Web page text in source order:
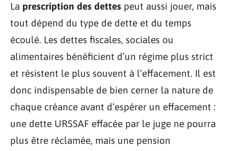
La prescription des dettes peut aussi jouer, mais
tout dépend du type de dette et du temps
écoulé. Les dettes fiscales, sociales ou
alimentaires bénéficient d’un régime plus strict
et résistent le plus souvent à l’effacement. Il est
donc indispensable de bien cerner la nature de
chaque créance avant d’espérer un effacement :
une dette URSSAF effacée par le juge ne pourra
plus être réclamée, mais une pension